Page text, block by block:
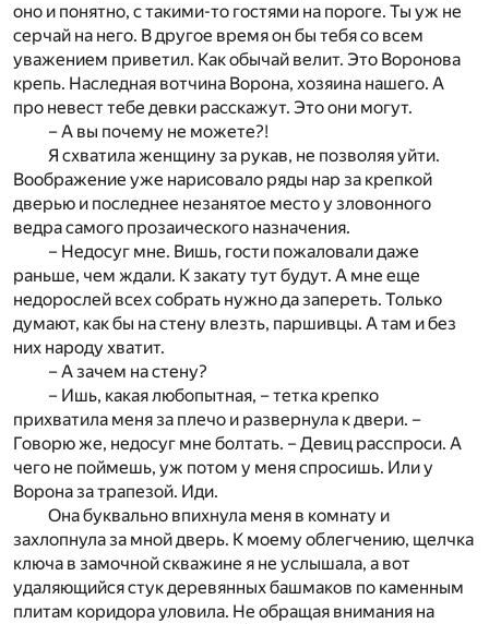
оно и понятно, с такими-то гостями на пороге. Ты уж не
серчай на него. В другое время он бы тебя со всем
уважением приветил. Как обычай велит. Это Воронова
крепь. Наследная вотчина Ворона, хозяина нашего. А
про невест тебе девки расскажут. Это они могут.
– А вы почему не можете?!
Я схватила женщину за рукав, не позволяя уйти.
Воображение уже нарисовало ряды нар за крепкой
дверью и последнее незанятое место у зловонного
ведра самого прозаического назначения.
– Недосуг мне. Вишь, гости пожаловали даже
раньше, чем ждали. К закату тут будут. А мне еще
недорослей всех собрать нужно да запереть. Только
думают, как бы на стену влезть, паршивцы. А там и без
них народу хватит.
– А зачем на стену?
– Ишь, какая любопытная, – тетка крепко
прихватила меня за плечо и развернула к двери. –
Говорю же, недосуг мне болтать. – Девиц расспроси. А
чего не поймешь, уж потом у меня спросишь. Или у
Ворона за трапезой. Иди.
Она буквально впихнула меня в комнату и
захлопнула за мной дверь. К моему облегчению, щелчка
ключа в замочной скважине я не услышала, а вот
удаляющийся стук деревянных башмаков по каменным
плитам коридора уловила. Не обращая внимания на